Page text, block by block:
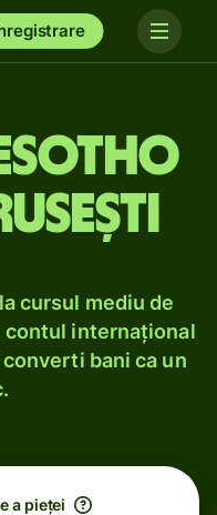
cursul mediu de
contul internațional
bani ca un
a pieței